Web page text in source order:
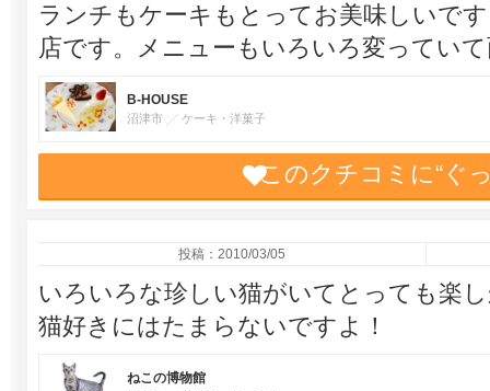
ランチもケーキもとってお美味しいで
店です。メニューもいろいろ変ってい
B-HOUSE
沼津市 ケーキ・洋菓子
このクチコミに“ぐ
投稿：2010/03/05
いろいろな珍しい猫がいてとっても楽
猫好きにはたまらないですよ！
ねこの博物館